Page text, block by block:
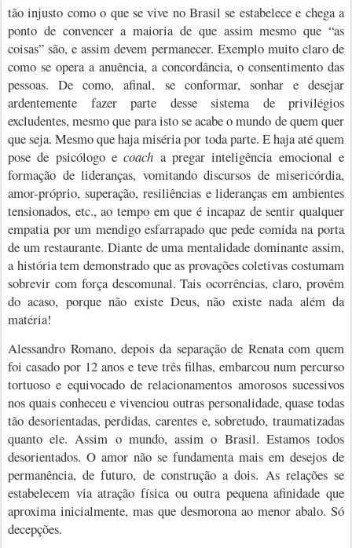
tão injusto como o que se vive no Brasil se estabelece e chega a
ponto de convencer a maioria de que assim mesmo que “as
coisas” são, e assim devem permanecer. Exemplo muito claro de
como se opera a anuência, aconcordância, o consentimento das
pessoas. De como, afinal, se conformar, sonhar e desejar
ardentemente fazer parte desse sistema de privilégios
excludentes, mesmo que para isto se acabe o mundo de quem quer
que seja. Mesmo que haja miséria por toda parte. E haja até quem
pose de psicólogo ecoach a pregar inteligência emocional e
formação de lideranças, vomitando discursos de misericórdia,
amor-próprio, superação, resiliências e lideranças em ambientes
tensionados, etc., ao tempo em que é incapaz de sentir qualquer
empatia por um mendigo esfarrapado que pede comida na porta
de um restaurante. Diante de uma mentalidade dominante assim,
a história tem demonstrado que as provações coletivas costumam
sobrevir com força descomunal. Tais ocorrências, claro, provêm
do acaso, porque não existe Deus, não existe nada além da
matéria!
Alessandro Romano, depois da separação de Renata com quem
foi casado por 12 anos e teve três filhas, embarcou num percurso
tortuoso e equivocado de relacionamentos amorosos sucessivos
nos quais conheceu e vivenciou outras personalidade, quase todas
tão desorientadas, perdidas, carentes e, sobretudo, traumatizadas
quanto ele. Assim o mundo, assim o Brasil. Estamos todos
desorientados. O amor não se fundamenta mais em desejos de
permanência, de futuro, de construção a dois. As relações se
estabelecem via atração física ou outra pequena afinidade que
aproxima inicialmente, mas que desmorona ao menor abalo. Só
decepções.